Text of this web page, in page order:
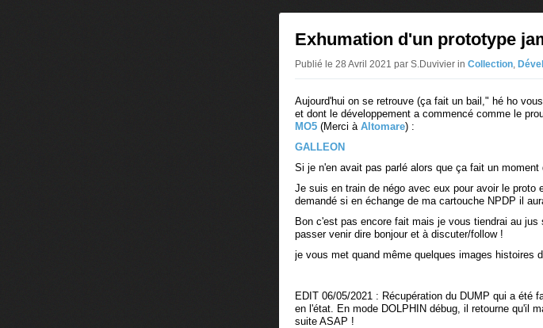
Exhumation d'un prototype
Publié le 28 Avril 2021 par S.Duvivier in Collection,
Aujourd'hui on se retrouve (ça fait un bail," hé ho
et dont le développement a commencé comme le
MO5 (Merci à Altomare) :
GALLEON
Si je n'en avait pas parlé alors que ça fait un
Je suis en train de négo avec eux pour avoir le
demandé si en échange de ma cartouche NPDP il
Bon c'est pas encore fait mais je vous tiendrai au jus
passer venir dire bonjour et à discuter/follow !
je vous met quand même quelques images histoires
EDIT 06/05/2021 : Récupération du DUMP qui a été
en l'état. En mode DOLPHIN débug, il retourne qu'il
suite ASAP !